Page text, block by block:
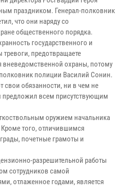
праздником. Генерал-полковник
что они наряду со
общественного порядка.
государственного и
тревоги, предотвращаете
вневедомственной охраны, потому
полиции Василий Сонин.
обязанности, ни в чем не
предложил всем присутствующим
оружием начальника
того, отличившимся
почетные грамоты и
разрешительной работы
сотрудников самой
отлаженное годами, является